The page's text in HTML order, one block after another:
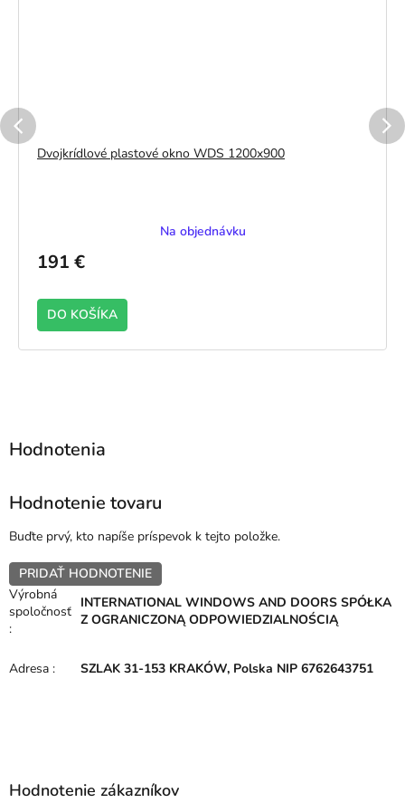
Dvojkrídlové plastové okno WDS 1200x900
Na objednávku
191 €
DO KOŠÍKA
Hodnotenie tovaru
Buďte prvý, kto napíše príspevok k tejto položke.
PRIDAŤ HODNOTENIE
Výrobná
spoločnosť
:
INTERNATIONAL WINDOWS AND DOORS SPÓŁKA
Z OGRANICZONĄ ODPOWIEDZIALNOŚCIĄ
Adresa : SZLAK 31-153 KRAKÓW, Polska NIP 6762643751
Hodnotenie zákazníkov